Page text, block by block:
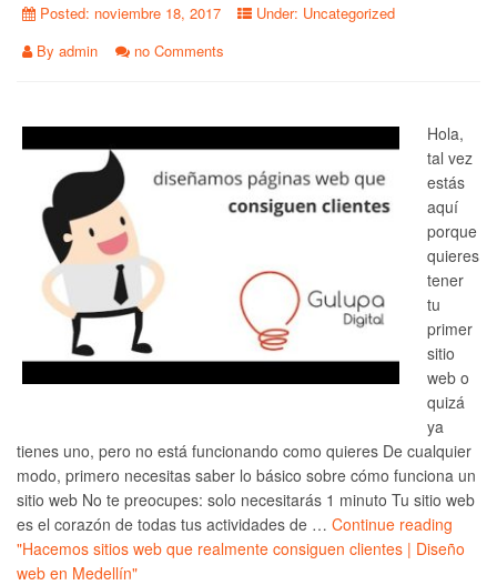
Posted: noviembre 18, 2017 Under: Uncategorized
By admin no Comments
Hola,
tal vez
estás
aquí
porque
quieres
tener
tu
primer
sitio
web o
quizá
ya
tienes uno, pero no está funcionando como quieres De cualquier
modo, primero necesitas saber lo básico sobre cómo funciona un
sitio web No te preocupes: solo necesitarás 1 minuto Tu sitio web
es el corazón de todas tus actividades de … Continue reading
"Hacemos sitios web que realmente consiguen clientes | Diseño
web en Medellín"